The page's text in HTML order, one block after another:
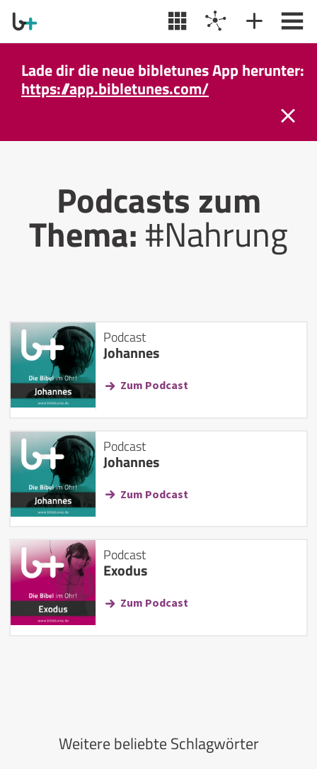
Lade dir die neue bibletunes App herunter:
https://app.bibletunes.com/
Podcasts zum
Thema:#Nahrung
Podcast
Johannes
Zum Podcast
Podcast
Johannes
Zum Podcast
Podcast
Exodus
Zum Podcast
Weitere beliebte Schlagwörter